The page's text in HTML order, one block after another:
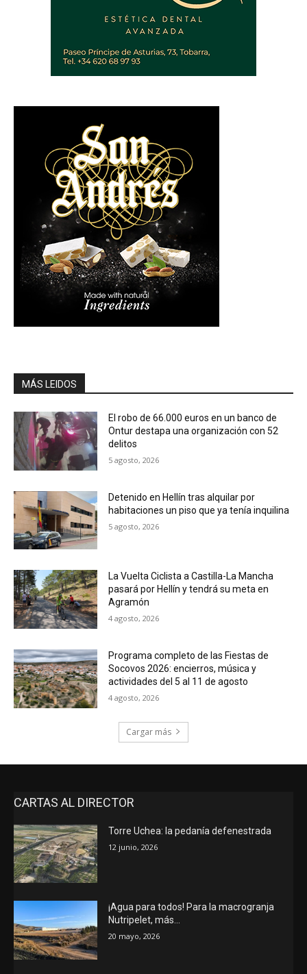
MÁS LEIDOS
El robo de 66.000 euros en un banco de
Ontur destapa una organización con 52
delitos
5 agosto, 2026
Detenido en Hellín tras alquilar por
habitaciones un piso que ya tenía inquilina
5 agosto, 2026
La Vuelta Ciclista a Castilla-La Mancha
pasará por Hellín y tendrá su meta en
Agramón
4 agosto, 2026
Programa completo de las Fiestas de
Socovos 2026: encierros, música y
actividades del 5 al 11 de agosto
4 agosto, 2026
Cargar más
CARTAS AL DIRECTOR
Torre Uchea: la pedanía defenestrada
12 junio, 2026
¡Agua para todos! Para la macrogranja
Nutripelet, más…
20 mayo, 2026